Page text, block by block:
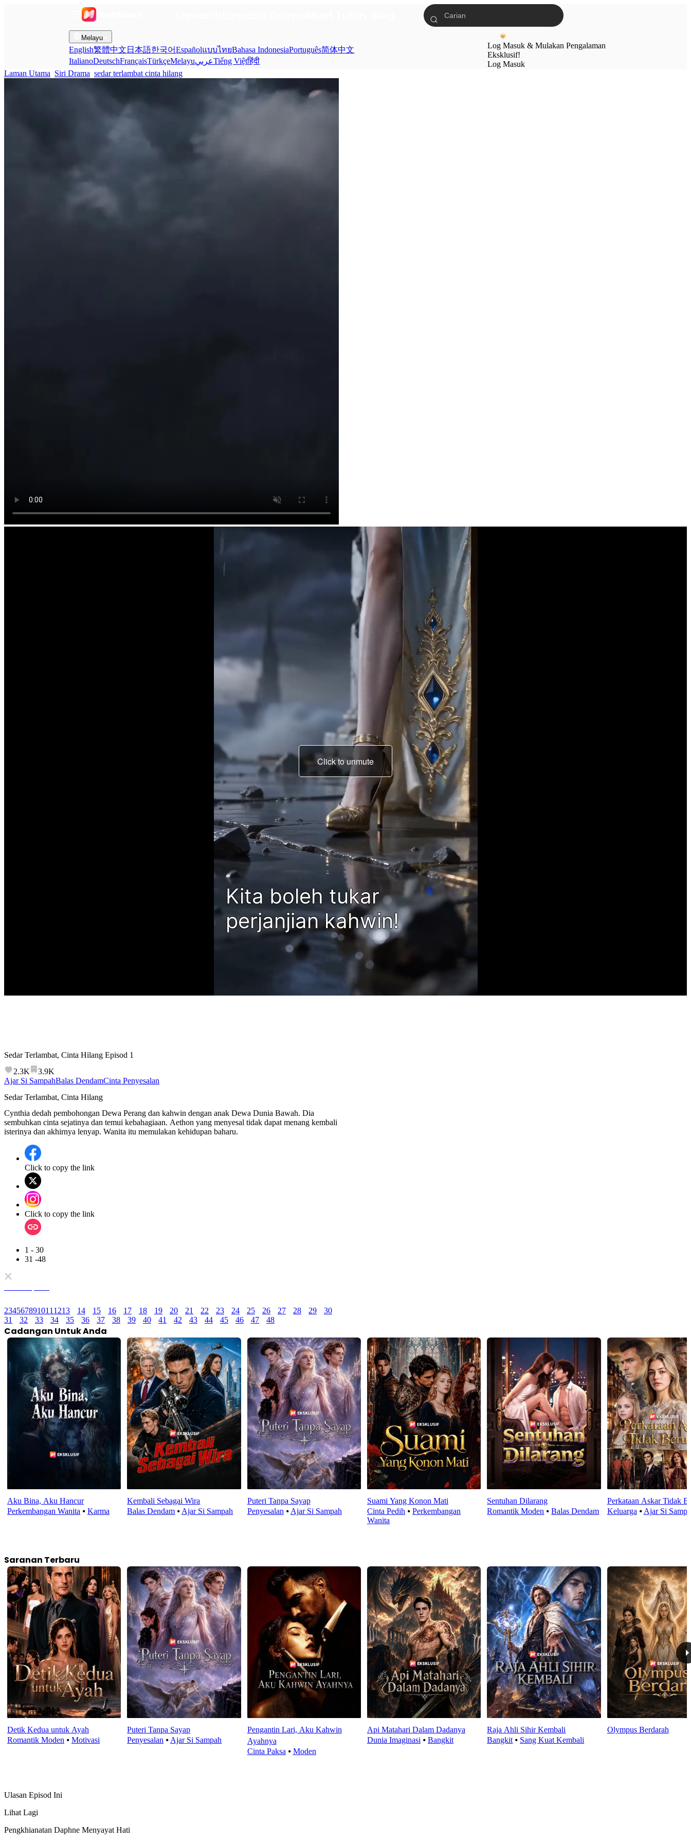
Melayu
English繁體中文 日本語한국어EspañolแบบไทยBahasa IndonesiaPortuguês简体中文
ItalianoDeutschFrançaisTürkçeMelayuعربيTiếng Việtहिंदी
Log Masuk & Mulakan Pengalaman
Eksklusif!
Log Masuk
Laman Utama Siri Drama sedar terlambat cinta hilang
Click to unmute
Sedar Terlambat, Cinta Hilang Episod 1
2.3K
3.9K
Ajar Si SampahBalas DendamCinta Penyesalan
Sedar Terlambat, Cinta Hilang
Cynthia dedah pembohongan Dewa Perang dan kahwin dengan anak Dewa Dunia Bawah. Dia
sembuhkan cinta sejatinya dan temui kebahagiaan. Aethon yang menyesal tidak dapat menang kembali
isterinya dan akhirnya lenyap. Wanita itu memulakan kehidupan baharu.
Click to copy the link
Click to copy the link
1 - 30
31 -48
234567891011 1213 14 15 16 17 18 19 20 21 22 23 24 25 26 27 28 29
30
31
32 33 34 35 36 37 38 39 40 41 42 43 44 45 46 47 48
Cadangan Untuk Anda
Aku Bina, Aku Hancur
Perkembangan Wanita ⦁ Karma
Kembali Sebagai Wira
Balas Dendam ⦁ Ajar Si Sampah
Puteri Tanpa Sayap
Penyesalan ⦁ Ajar Si Sampah
Suami Yang Konon Mati
Cinta Pedih ⦁ Perkembangan
Wanita
Sentuhan Dilarang
Romantik Moden ⦁Balas Dendam
Perkataan Askar Tidak
Keluarga ⦁ Ajar Si
Saranan Terbaru
Detik Kedua untuk Ayah
Romantik Moden ⦁ Motivasi
Puteri Tanpa Sayap
Penyesalan ⦁ Ajar Si Sampah
Pengantin Lari, Aku Kahwin
Ayahnya
Cinta Paksa ⦁ Moden
Api Matahari Dalam Dadanya
Dunia Imaginasi ⦁ Bangkit
Raja Ahli Sihir Kembali
Bangkit ⦁ Sang Kuat Kembali
Olympus Berdarah
Ulasan Episod Ini
Lihat Lagi
Pengkhianatan Daphne Menyayat Hati